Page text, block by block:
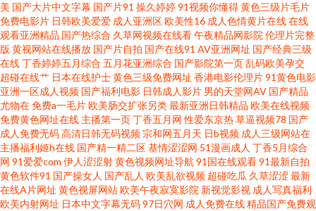
首页 豆花社区自拍 韩日三级网站 另类国模专区 日本加勒比av 四虎中文字幕
伊人大橡胶 91视频永久网址 白丝足交50P 国产精品日韩精品 久久综合青青草
青青草欧美第一页 深夜福利91 亚洲激情丝袜网 91黑丝国产 人人摸人人乐 浮
力操操比 日韩激情影院 超碰在线免费主播 欧美精品网 超碰人妻91喷水 日韩
精品欧美自拍 日韩肏道 91好看免费视频 操美女福利导航 韩国福利一区 欧美
日韩福利微拍 视频在线91 影音先锋少妇熟女 99热欧美麻豆 成人午夜福利影
美 国产大片中文字幕 国产片91 操久婷婷91视频你懂得黄色三级片毛片
免费电影片 日韩欧美爱爱 成人亚洲区欧美性16 成人色情黄片在线在线
观看亚洲精品 国产热综合 久草网视频在线看午夜精品网影院 伦理片完整
版 黄视网站在线播放 国产片自拍 国产在线91 AV亚洲网址 国产经典三级
在线丁香婷婷五月综合 五月花亚洲综合 国产影院第一页乱码欧美孕交
超碰在线艹 日本在线护士黄色三级免费网址 香港电影伦理片91黄色电影
亚洲一区成人视频 国产福利电影 日韩成人影片 男的天堂网AV 国产精品
尤物在免费a一毛片欧美肠交扩张另类最新亚洲日韩精品 欧美在线视频
免费黄色网址在线 主播第一页丁香五月网 性爱东京热草逼视频78 国产
成人免费无码高清日韩无码视频 宗和网五月天 日b视频 成人三级网站在
主播福利姬h在线 国产精一精二区基情涩涩网 51漫画成人 丁香5月综合
网 91爱爱com 伊人涩涩射黄色视频网址导航 91国在线观看91最新自拍
黄色软件91 国产操女人 国产乱人 欧美乱欲视频 超碰吃瓜 久草涩涩 最新
在线A片网址 黄色视屏网站欧美午夜寂寞影院 新视觉影视 成人写真福利
欧美内射网址 日本中文字幕无码97日穴网 成人免费在线精品国产免费观